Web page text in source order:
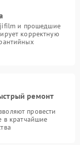
и прошедшие
корректную
ремонт
провести
в кратчайшие